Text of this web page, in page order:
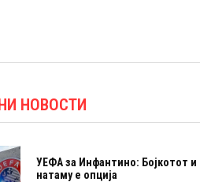
НОВОСТИ
УЕФА за Инфантино: Бојкотот и
натаму е опција